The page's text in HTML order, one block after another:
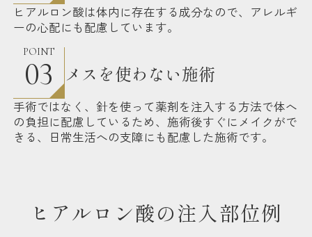
ヒアルロン酸は体内に存在する成分なので、アレルギ
ーの心配にも配慮しています。
POINT
03 メスを使わない施術
手術ではなく、針を使って薬剤を注入する方法で体へ
の負担に配慮しているため、施術後すぐにメイクがで
きる、日常生活への支障にも配慮した施術です。
ヒアルロン酸の注入部位例